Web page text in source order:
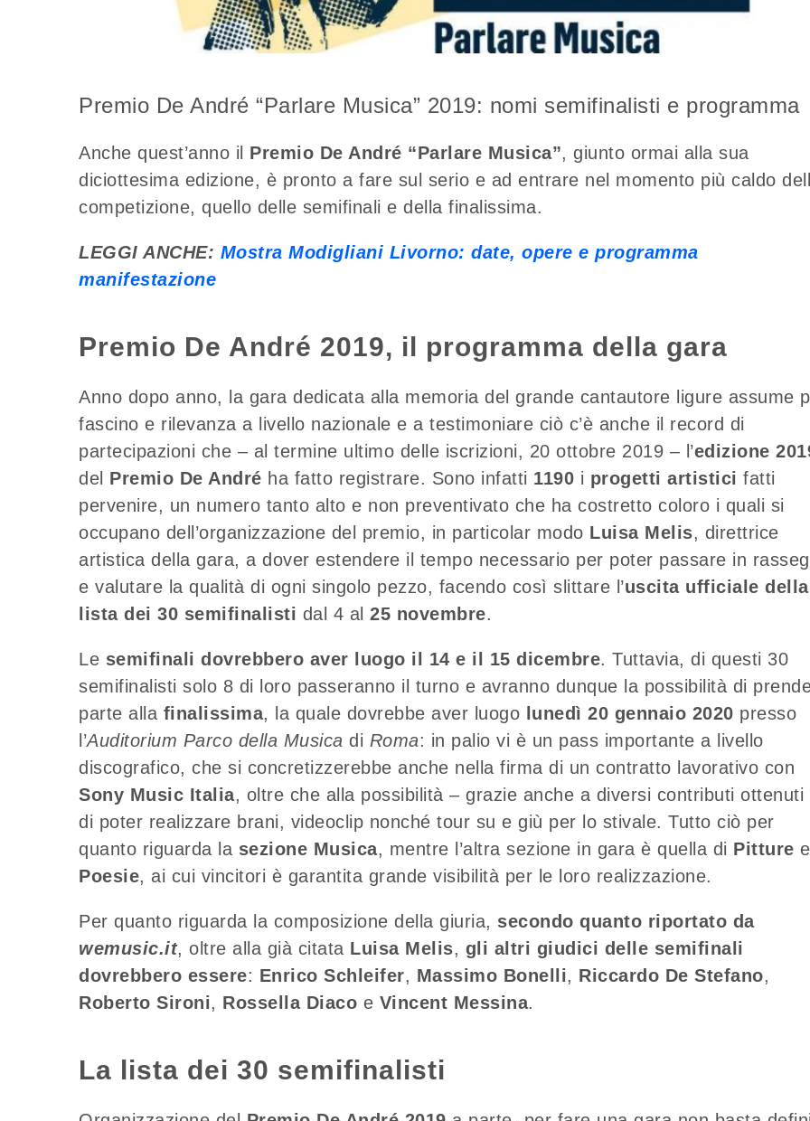
Premio De André “Parlare Musica” 2019: nomi semifinalisti e programma
Anche quest’anno il Premio De André “Parlare Musica”, giunto ormai alla sua
diciottesima edizione, è pronto a fare sul serio e ad entrare nel momento più caldo
competizione, quello delle semifinali e della finalissima.
LEGGI ANCHE: Mostra Modigliani Livorno: date, opere e programma
manifestazione
Premio De André 2019, il programma della gara
Anno dopo anno, la gara dedicata alla memoria del grande cantautore ligure assume
fascino e rilevanza a livello nazionale e a testimoniare ciò c’è anche il record di
partecipazioni che – al termine ultimo delle iscrizioni, 20 ottobre 2019 – l’edizione
del Premio De André ha fatto registrare. Sono infatti 1190 i progetti artistici fatti
pervenire, un numero tanto alto e non preventivato che ha costretto coloro i quali si
occupano dell’organizzazione del premio, in particolar modo Luisa Melis, direttrice
artistica della gara, a dover estendere il tempo necessario per poter passare in
e valutare la qualità di ogni singolo pezzo, facendo così slittare l’uscita ufficiale della
lista dei 30 semifinalisti dal 4 al 25 novembre.
Le semifinali dovrebbero aver luogo il 14 e il 15 dicembre. Tuttavia, di questi 30
semifinalisti solo 8 di loro passeranno il turno e avranno dunque la possibilità di
parte alla finalissima, la quale dovrebbe aver luogo lunedì 20 gennaio 2020 presso
l’Auditorium Parco della Musica di Roma: in palio vi è un pass importante a livello
discografico, che si concretizzerebbe anche nella firma di un contratto lavorativo con
Sony Music Italia, oltre che alla possibilità – grazie anche a diversi contributi ottenuti
di poter realizzare brani, videoclip nonché tour su e giù per lo stivale. Tutto ciò per
quanto riguarda la sezione Musica, mentre l’altra sezione in gara è quella di Pitture e
Poesie, ai cui vincitori è garantita grande visibilità per le loro realizzazione.
Per quanto riguarda la composizione della giuria, secondo quanto riportato da
wemusic.it, oltre alla già citata Luisa Melis, gli altri giudici delle semifinali
dovrebbero essere: Enrico Schleifer, Massimo Bonelli, Riccardo De Stefano,
Roberto Sironi, Rossella Diaco e Vincent Messina.
La lista dei 30 semifinalisti